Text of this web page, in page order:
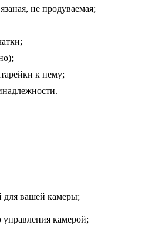
не продуваемая;
к нему;
для вашей камеры;
камерой;